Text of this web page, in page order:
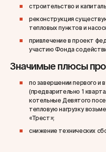
строительство и
реконструкция
тепловых пунктов и
привлечение в проект
участию Фонда
Значимые плюсы
по завершении первого и
(предварительно 1
котельные Девятого
тепловую нагрузку
«Трест»;
снижение технических